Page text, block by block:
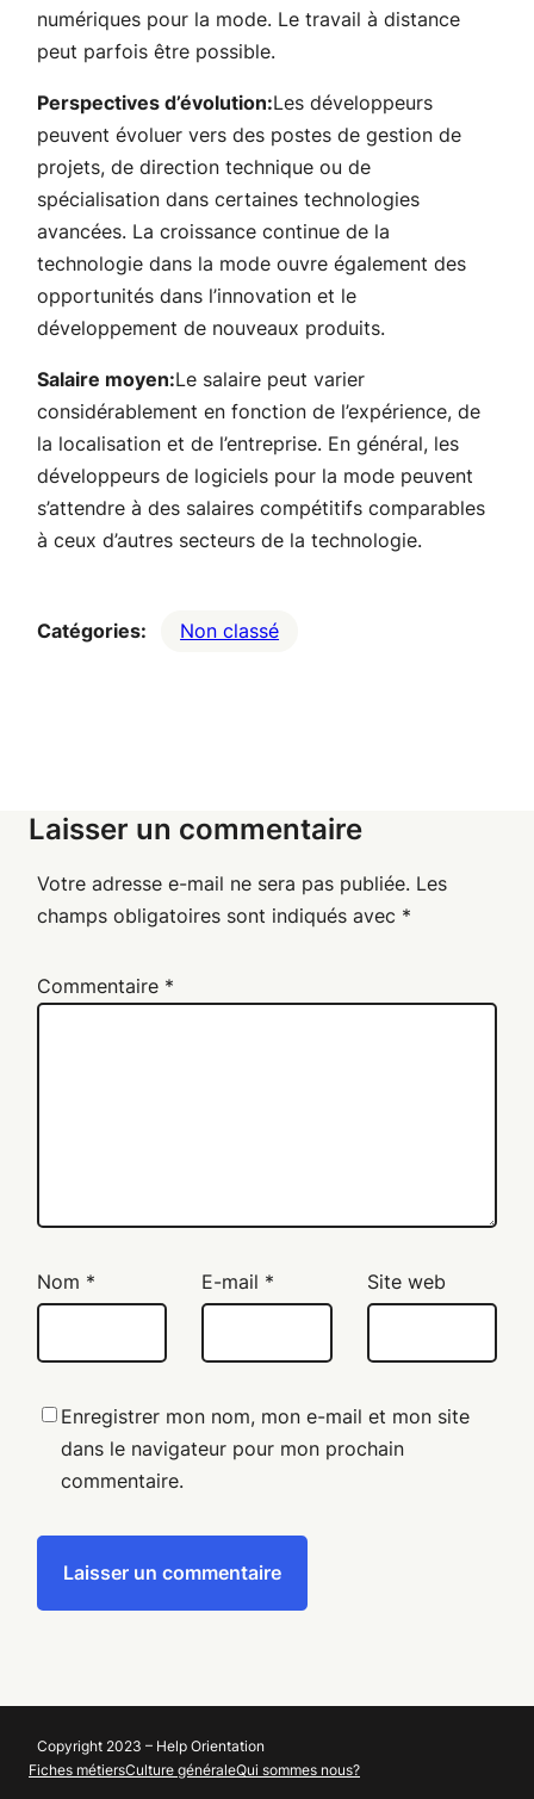
numériques pour la mode. Le travail à distance
peut parfois être possible.
Perspectives d’évolution:Les développeurs
peuvent évoluer vers des postes de gestion de
projets, de direction technique ou de
spécialisation dans certaines technologies
avancées. La croissance continue de la
technologie dans la mode ouvre également des
opportunités dans l’innovation et le
développement de nouveaux produits.
Salaire moyen:Le salaire peut varier
considérablement en fonction de l’expérience, de
la localisation et de l’entreprise. En général, les
développeurs de logiciels pour la mode peuvent
s’attendre à des salaires compétitifs comparables
à ceux d’autres secteurs de la technologie.
Catégories: Non classé
Laisser un commentaire
Votre adresse e-mail ne sera pas publiée. Les
champs obligatoires sont indiqués avec *
Commentaire *
Nom * E-mail * Site web
Enregistrer mon nom, mon e-mail et mon site
dans le navigateur pour mon prochain
commentaire.
Copyright 2023 – Help Orientation
Fiches métiersCulture généraleQui sommes nous?